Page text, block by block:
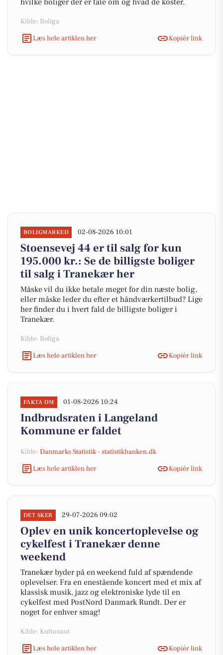
hvilke boliger der er tale om og hvad de koster.
Kilde: Boliga
Læs hele artiklen her
Kopiér link
BOLIGMARKED 02-08-2026 10:01
Stoensevej 44 er til salg for kun
195.000 kr.: Se de billigste boliger
til salg i Tranekær her
Måske vil du ikke betale meget for din næste bolig,
eller måske leder du efter et håndværkertilbud? Lige
her finder du i hvert fald de billigste boliger i
Tranekær.
Kilde: Boliga
Læs hele artiklen her
Kopiér link
FAKTA OM 01-08-2026 10:24
Indbrudsraten i Langeland
Kommune er faldet
Kilde: Danmarks Statistik - statistikbanken.dk
Læs hele artiklen her
Kopiér link
DET SKER 29-07-2026 09:02
Oplev en unik koncertoplevelse og
cykelfest i Tranekær denne
weekend
Tranekær byder på en weekend fuld af spændende
oplevelser. Fra en enestående koncert med et mix af
klassisk musik, jazz og elektroniske lyde til en
cykelfest med PostNord Danmark Rundt. Der er
noget for enhver smag!
Kilde: Kultunaut
Læs hele artiklen her
Kopiér link